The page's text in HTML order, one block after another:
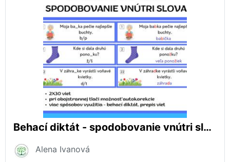
Behací diktát - spodobovanie vnútri slova
Alena Ivanová